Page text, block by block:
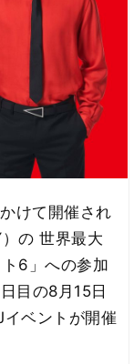
けて開催され
の 世界最大
6」への参加
目の8月15日
ベントが開催